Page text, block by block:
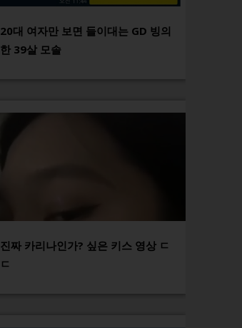
20대 여자만 보면 들이대는 GD 빙의
한 39살 모솔
진짜 카리나인가? 싶은 키스 영상 ㄷ
ㄷ